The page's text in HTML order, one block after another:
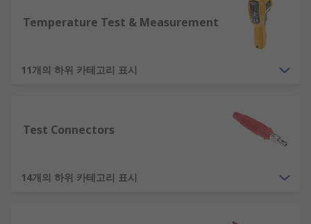
Temperature Test & Measurement
11개의 하위 카테고리 표시
Test Connectors
14개의 하위 카테고리 표시